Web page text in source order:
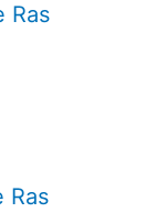
Ras
Ras